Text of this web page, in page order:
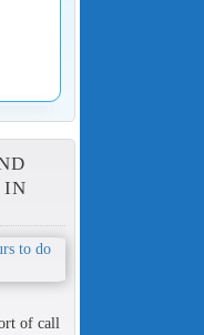
IN
of call